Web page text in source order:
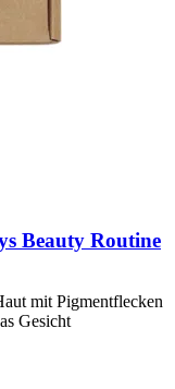
Beauty Routine
mit Pigmentflecken
Gesicht